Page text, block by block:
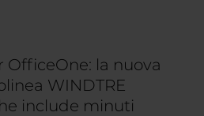
OfficeOne: la nuova
WINDTRE
include minuti